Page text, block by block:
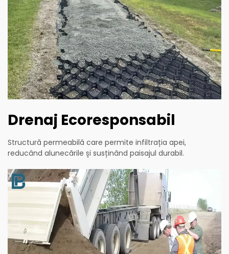
Drenaj Ecoresponsabil
Structură permeabilă care permite infiltrația apei,
reducând alunecările și susținând paisajul durabil.